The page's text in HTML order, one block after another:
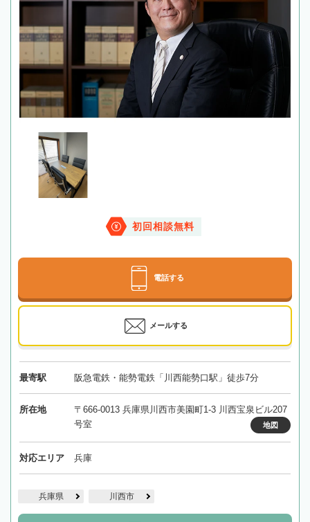
初回相談無料
電話する
メールする
最寄駅 阪急電鉄・能勢電鉄「川西能勢口駅」徒歩7分
所在地
〒666-0013 兵庫県川西市美園町1-3 川西宝泉ビル207
号室
地図
対応エリア 兵庫
兵庫県 川西市